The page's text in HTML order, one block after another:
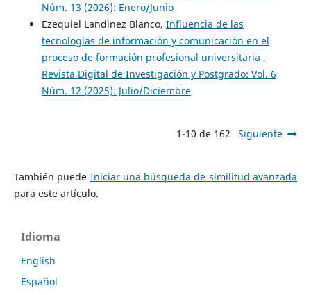
Núm. 13 (2026): Enero/Junio
Ezequiel Landinez Blanco, Influencia de las
tecnologías de información y comunicación en el
proceso de formación profesional universitaria ,
Revista Digital de Investigación y Postgrado: Vol. 6
Núm. 12 (2025): Julio/Diciembre
1-10 de 162 Siguiente
También puede Iniciar una búsqueda de similitud avanzada
para este artículo.
Idioma
English
Español